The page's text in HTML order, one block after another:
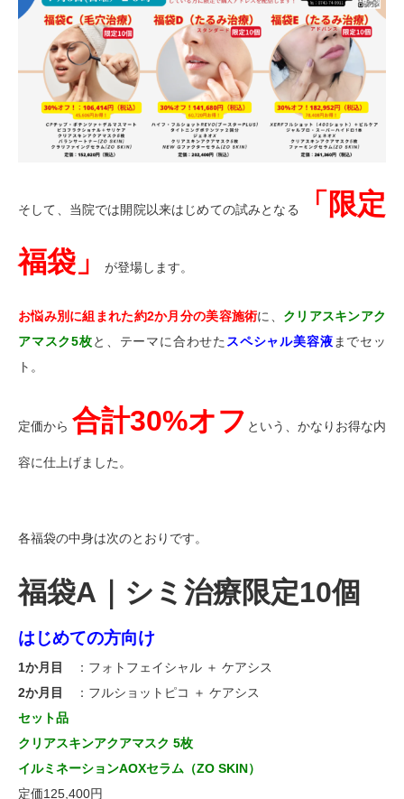
そして、当院では開院以来はじめての試みとなる
「限定
福袋」
が登場します。
お悩み別に組まれた約2か月分の美容施術に、 クリアスキンアク
アマスク5枚と、テーマに合わせた スペシャル美容液までセッ
ト。
定価から 合計30%オフ という、かなりお得な内
容に仕上げました。
各福袋の中身は次のとおりです。
福袋A｜シミ治療限定10個
はじめての方向け
1か月目
：フォトフェイシャル ＋ ケアシス
2か月目
：フルショットピコ ＋ ケアシス
セット品
クリアスキンアクアマスク 5枚
イルミネーションAOXセラム（ZO SKIN）
定価125,400円